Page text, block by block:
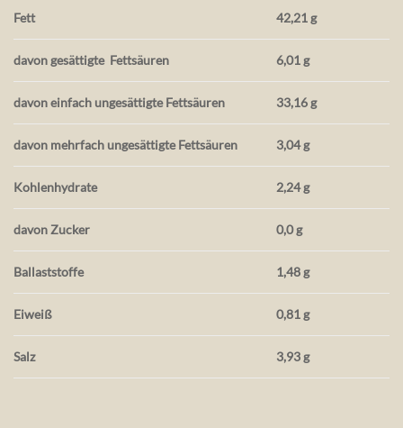
Fett 42,21 g
davon gesättigte Fettsäuren 6,01 g
davon einfach ungesättigte Fettsäuren 33,16 g
davon mehrfach ungesättigte Fettsäuren 3,04 g
Kohlenhydrate 2,24 g
davon Zucker 0,0 g
Ballaststoffe 1,48 g
Eiweiß 0,81 g
Salz 3,93 g